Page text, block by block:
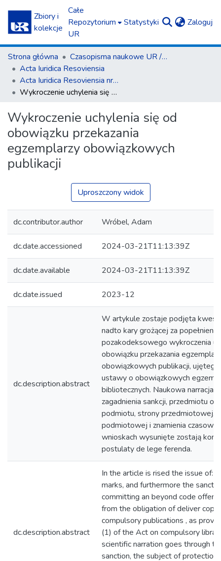
Zbiory i
kolekcje
Całe
Repozytorium
UR
Statystyki Zaloguj
Strona główna
Czasopisma naukowe UR / Scientific Journals
Acta Iuridica Resoviensia
Acta Iuridica Resoviensia nr 4 (43) 2023
Wykroczenie uchylenia się od obowiązku przekazania egzemplarzy obowiązkowych publikacji
Wykroczenie uchylenia się od
obowiązku przekazania
egzemplarzy obowiązkowych
publikacji
Uproszczony widok
dc.contributor.author Wróbel, Adam
dc.date.accessioned 2024-03-21T11:13:39Z
dc.date.available 2024-03-21T11:13:39Z
dc.date.issued 2023-12
dc.description.abstract
W artykule zostaje podjęta
nadto kary grożącej za popełnienie
pozakodeksowego wykroczenia
obowiązku przekazania
obowiązkowych publikacji,
ustawy o obowiązkowych
bibliotecznych. Naukowa narracja
zagadnienia sankcji, przedmiotu
podmiotu, strony przedmiotowej,
podmiotowej i znamienia
wnioskach wysunięte zostają
postulaty de lege ferenda.
dc.description.abstract
In the article is rised the issue of:
marks, and furthermore the
committing an beyond code
from the obligation of deliver
compulsory publications , as
(1) of the Act on compulsory
scientific narration goes through
sanction, the subject of